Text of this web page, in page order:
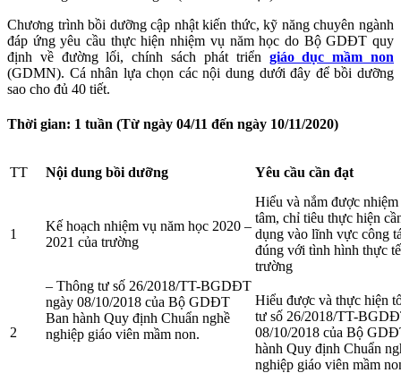
Chương trình bồi dưỡng cập nhật kiến thức, kỹ năng chuyên ngành
đáp ứng yêu cầu thực hiện nhiệm vụ năm học do Bộ GDĐT quy
định về đường lối, chính sách phát triển giáo dục mầm non
(GDMN). Cá nhân lựa chọn các nội dung dưới đây để bồi dưỡng
sao cho đủ 40 tiết.
Thời gian: 1 tuần (Từ ngày 04/11 đến ngày 10/11/2020)
TT Nội dung bồi dưỡng Yêu cầu cần đạt
1
Kế hoạch nhiệm vụ năm học 2020 –
2021 của trường
Hiểu và nắm được
tâm, chỉ tiêu thực hiện
dụng vào lĩnh vực công
đúng với tình hình thực
trường
2
– Thông tư số 26/2018/TT-BGDĐT
ngày 08/10/2018 của Bộ GDĐT
Ban hành Quy định Chuẩn nghề
nghiệp giáo viên mầm non.
Hiểu được và thực hiện
tư số 26/2018/TT-
08/10/2018 của Bộ
hành Quy định Chuẩn
nghiệp giáo viên mầm